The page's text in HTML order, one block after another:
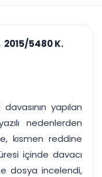
takibi
hepsi bir arada.
Ücretsiz Başlayın
2015/5480 K.
yapılan
nedenlerden
kısmen reddine
içinde davacı
dosya incelendi,